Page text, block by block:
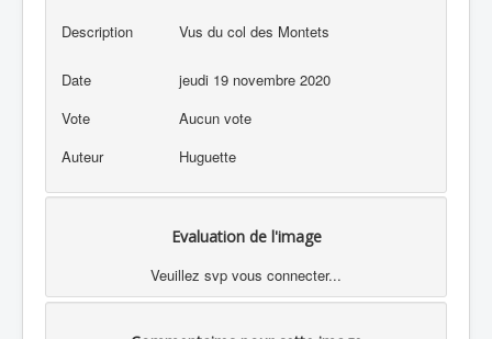
Description Vus du col des Montets
Date
jeudi 19 novembre 2020
Vote
Aucun vote
Auteur
Huguette
Evaluation de l'image
Veuillez svp vous connecter...